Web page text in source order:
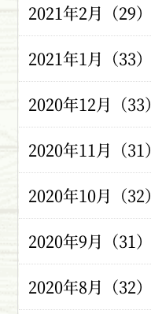
2021年2月（29）
2021年1月（33）
2020年12月（33）
2020年11月（31）
2020年10月（32）
2020年9月（31）
2020年8月（32）